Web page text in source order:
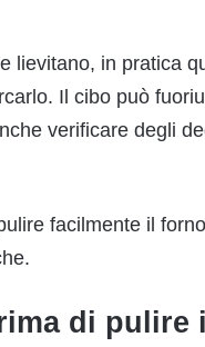
lievitano, in pratica
Il cibo può
verificare degli
facilmente il
di pulire